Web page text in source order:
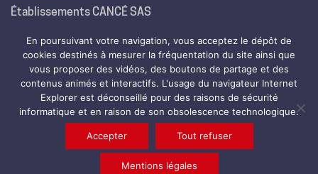
Établissements CANCÉ SAS
64800 Nay
Tél.05 59 61 99 99
Fax. 05 59 61 25 13
© Copyright 2024. All Rights Reserved
│Nous recrutons
En poursuivant votre navigation, vous acceptez le dépôt de
cookies destinés à mesurer la fréquentation du site ainsi que
vous proposer des vidéos, des boutons de partage et des
contenus animés et interactifs. L'usage du navigateur Internet
Explorer est déconseillé pour des raisons de sécurité
informatique et en raison de son obsolescence technologique.
Accepter Tout refuser
Mentions légales